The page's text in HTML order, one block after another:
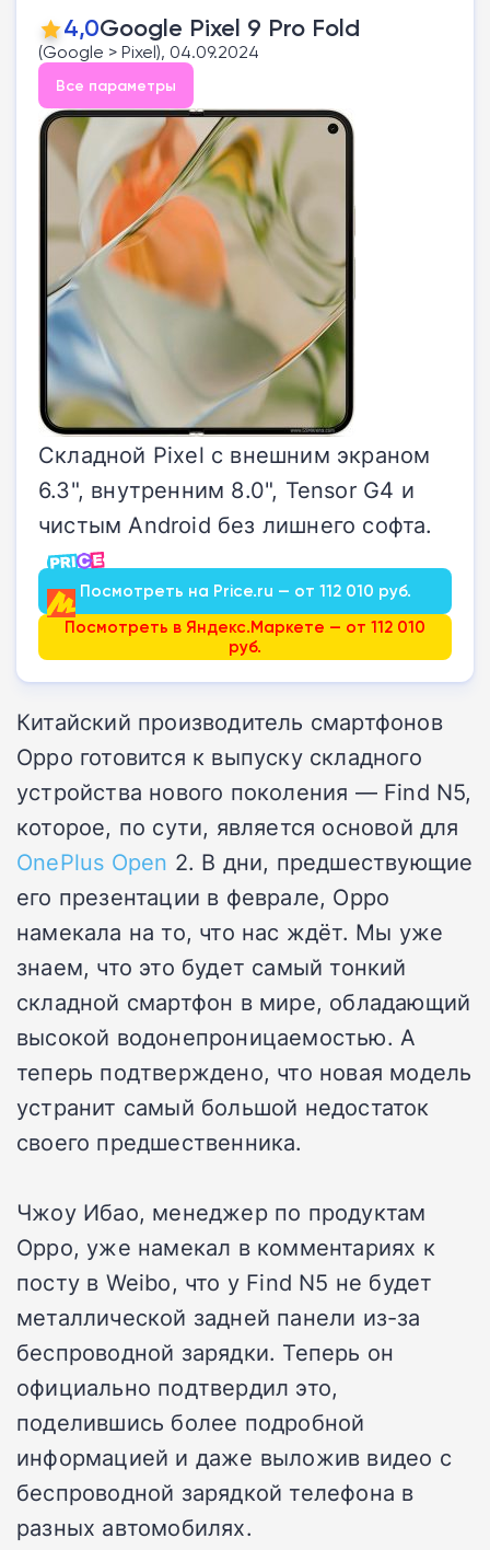
4,0Google Pixel 9 Pro Fold
(Google > Pixel), 04.09.2024
Все параметры
Складной Pixel с внешним экраном
6.3", внутренним 8.0", Tensor G4 и
чистым Android без лишнего софта.
Посмотреть на Price.ru — от 112 010 руб.
Посмотреть в Яндекс.Маркете — от 112 010
руб.
Китайский производитель смартфонов
Oppo готовится к выпуску складного
устройства нового поколения — Find N5,
которое, по сути, является основой для
OnePlus Open 2. В дни, предшествующие
его презентации в феврале, Oppo
намекала на то, что нас ждёт. Мы уже
знаем, что это будет самый тонкий
складной смартфон в мире, обладающий
высокой водонепроницаемостью. А
теперь подтверждено, что новая модель
устранит самый большой недостаток
своего предшественника.
Чжоу Ибао, менеджер по продуктам
Oppo, уже намекал в комментариях к
посту в Weibo, что у Find N5 не будет
металлической задней панели из-за
беспроводной зарядки. Теперь он
официально подтвердил это,
поделившись более подробной
информацией и даже выложив видео с
беспроводной зарядкой телефона в
разных автомобилях.